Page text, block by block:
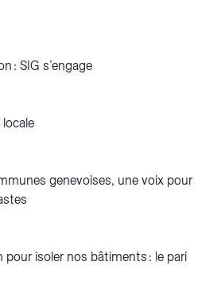
: SIG s’engage
genevoises, une voix pour
pour isoler nos bâtiments : le pari